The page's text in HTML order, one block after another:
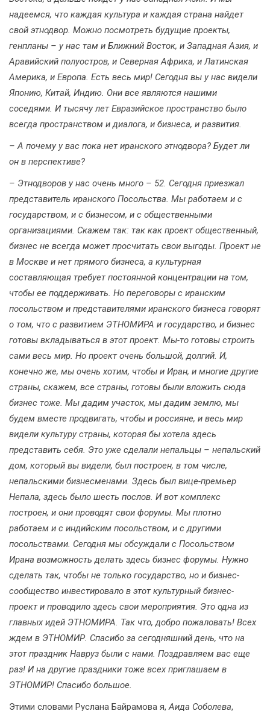
надеемся, что каждая культура и каждая страна найдет
свой этнодвор. Можно посмотреть будущие проекты,
генпланы – у нас там и Ближний Восток, и Западная Азия, и
Аравийский полуостров, и Северная Африка, и Латинская
Америка, и Европа. Есть весь мир! Сегодня вы у нас видели
Японию, Китай, Индию. Они все являются нашими
соседями. И тысячу лет Евразийское пространство было
всегда пространством и диалога, и бизнеса, и развития.
– А почему у вас пока нет иранского этнодвора? Будет ли
он в перспективе?
– Этнодворов у нас очень много – 52. Сегодня приезжал
представитель иранского Посольства. Мы работаем и с
государством, и с бизнесом, и с общественными
организациями. Скажем так: так как проект общественный,
бизнес не всегда может просчитать свои выгоды. Проект не
в Москве и нет прямого бизнеса, а культурная
составляющая требует постоянной концентрации на том,
чтобы ее поддерживать. Но переговоры с иранским
посольством и представителями иранского бизнеса говорят
о том, что с развитием ЭТНОМИРА и государство, и бизнес
готовы вкладываться в этот проект. Мы-то готовы строить
сами весь мир. Но проект очень большой, долгий. И,
конечно же, мы очень хотим, чтобы и Иран, и многие другие
страны, скажем, все страны, готовы были вложить сюда
бизнес тоже. Мы дадим участок, мы дадим землю, мы
будем вместе продвигать, чтобы и россияне, и весь мир
видели культуру страны, которая бы хотела здесь
представить себя. Это уже сделали непальцы – непальский
дом, который вы видели, был построен, в том числе,
непальскими бизнесменами. Здесь был вице-премьер
Непала, здесь было шесть послов. И вот комплекс
построен, и они проводят свои форумы. Мы плотно
работаем и с индийским посольством, и с другими
посольствами. Сегодня мы обсуждали с Посольством
Ирана возможность делать здесь бизнес форумы. Нужно
сделать так, чтобы не только государство, но и бизнес-
сообщество инвестировало в этот культурный бизнес-
проект и проводило здесь свои мероприятия. Это одна из
главных идей ЭТНОМИРА. Так что, добро пожаловать! Всех
ждем в ЭТНОМИР. Спасибо за сегодняшний день, что на
этот праздник Навруз были с нами. Поздравляем вас еще
раз! И на другие праздники тоже всех приглашаем в
ЭТНОМИР! Спасибо большое.
Этими словами Руслана Байрамова я,Аида Соболева,